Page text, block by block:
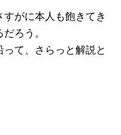
がに本人も飽きてき
ろう。
て、さらっと解説と